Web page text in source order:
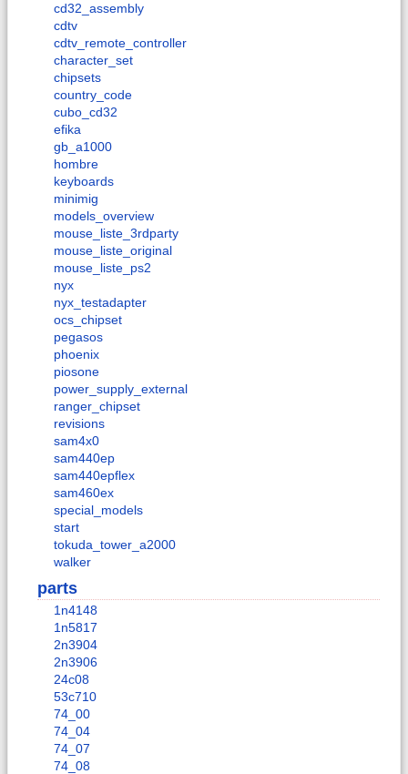
cd32_assembly
cdtv
cdtv_remote_controller
character_set
chipsets
country_code
cubo_cd32
efika
gb_a1000
hombre
keyboards
minimig
models_overview
mouse_liste_3rdparty
mouse_liste_original
mouse_liste_ps2
nyx
nyx_testadapter
ocs_chipset
pegasos
phoenix
piosone
power_supply_external
ranger_chipset
revisions
sam4x0
sam440ep
sam440epflex
sam460ex
special_models
start
tokuda_tower_a2000
walker
parts
1n4148
1n5817
2n3904
2n3906
24c08
53c710
74_00
74_04
74_07
74_08